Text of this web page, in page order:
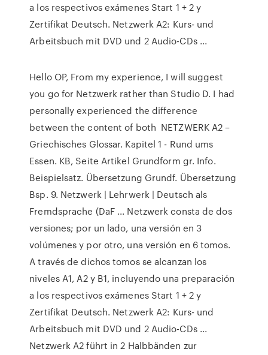
a los respectivos exámenes Start 1 + 2 y
Zertifikat Deutsch. Netzwerk A2: Kurs- und
Arbeitsbuch mit DVD und 2 Audio-CDs ...
Hello OP, From my experience, I will suggest
you go for Netzwerk rather than Studio D. I had
personally experienced the difference
between the content of both NETZWERK A2 –
Griechisches Glossar. Kapitel 1 - Rund ums
Essen. KB, Seite Artikel Grundform gr. Info.
Beispielsatz. Übersetzung Grundf. Übersetzung
Bsp. 9. Netzwerk | Lehrwerk | Deutsch als
Fremdsprache (DaF ... Netzwerk consta de dos
versiones; por un lado, una versión en 3
volúmenes y por otro, una versión en 6 tomos.
A través de dichos tomos se alcanzan los
niveles A1, A2 y B1, incluyendo una preparación
a los respectivos exámenes Start 1 + 2 y
Zertifikat Deutsch. Netzwerk A2: Kurs- und
Arbeitsbuch mit DVD und 2 Audio-CDs ...
Netzwerk A2 führt in 2 Halbbänden zur